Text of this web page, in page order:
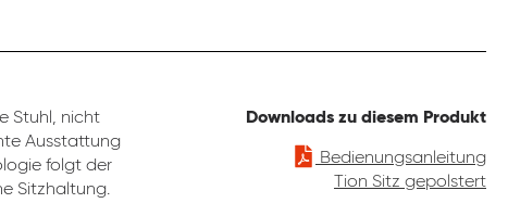
Stuhl, nicht
Ausstattung
folgt der
Sitzhaltung.
Downloads zu diesem Produkt
Bedienungsanleitung
Tion Sitz gepolstert